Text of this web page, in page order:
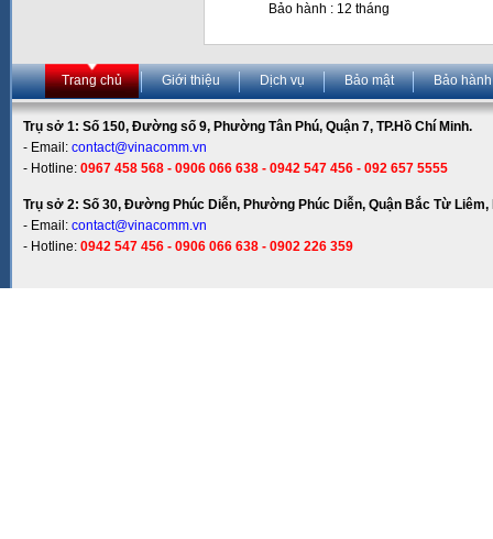
Bảo hành : 12 tháng
Trang chủ Giới thiệu Dịch vụ Bảo mật Bảo hành
Trụ sở 1: Số 150, Đường số 9, Phường Tân Phú, Quận 7, TP.Hồ Chí Minh.
- Email: contact@vinacomm.vn
- Hotline: 0967 458 568 - 0906 066 638 - 0942 547 456 - 092 657 5555
Trụ sở 2: Số 30, Đường Phúc Diễn, Phường Phúc Diễn, Quận Bắc Từ Liêm,
- Email: contact@vinacomm.vn
- Hotline: 0942 547 456 - 0906 066 638 - 0902 226 359